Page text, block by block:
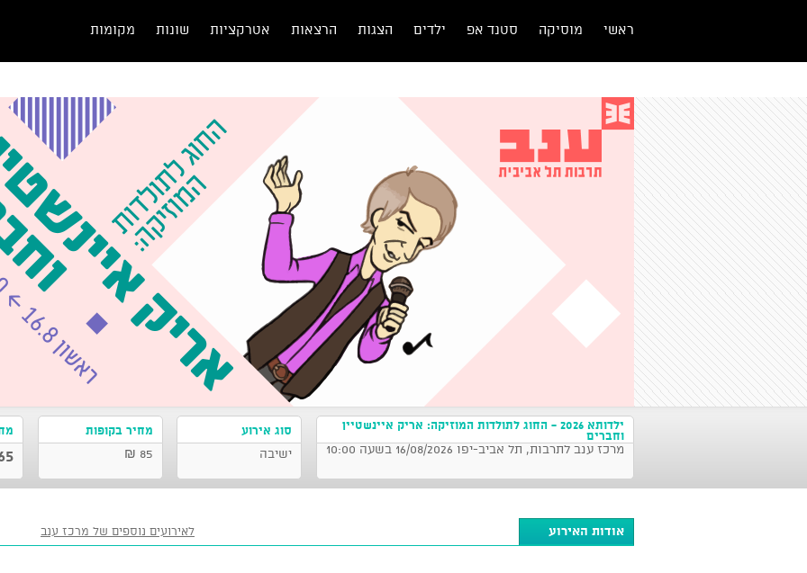
ראשי מוסיקה סטנד אפ ילדים הצגות הרצאות אטרקציות שונות מקומות
ילדותא 2026 - החוג לתולדות המוזיקה: אריק איינשטיין
וחברים
מרכז ענב לתרבות, תל אביב-יפו 16/08/2026 בשעה 10:00
סוג אירוע
ישיבה
מחיר בקופות
85 ₪
₪
אודות האירוע לאירועים נוספים של מרכז ענב